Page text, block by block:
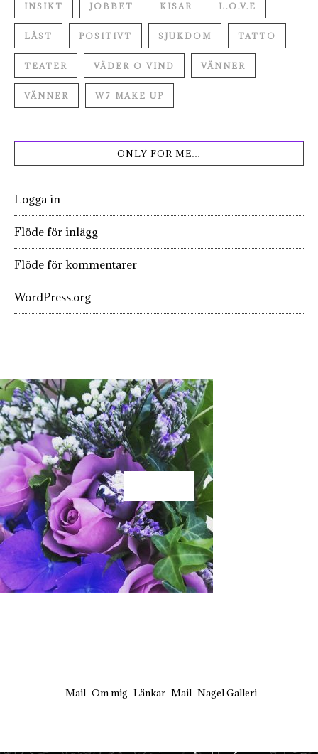
INSIKT JOBBET KISAR L.O.V.E
LÅST POSITIVT SJUKDOM TATTO
TEATER VÄDER O VIND VÄNNER
VÄNNER W7 MAKE UP
ONLY FOR ME…
Logga in
Flöde för inlägg
Flöde för kommentarer
WordPress.org
Mail Om mig Länkar Mail Nagel Galleri